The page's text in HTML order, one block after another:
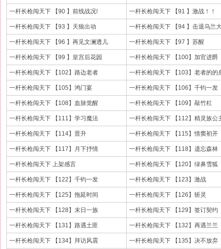
一杆长枪闯天下 【90 】前线战况! 一杆长枪闯天下 【91 】激战！！
一杆长枪闯天下 【93 】天狼出动 一杆长枪闯天下 【94 】击退乌兰
一杆长枪闯天下 【96 】再见文澜透儿 一杆长枪闯天下 【97 】苏醒
一杆长枪闯天下 【99 】皇宫后花园 一杆长枪闯天下 【100】加官进爵
一杆长枪闯天下 【102】路边老者 一杆长枪闯天下 【103】老者的的
一杆长枪闯天下 【105】鸿门宴 一杆长枪闯天下 【106】千钧一发
一杆长枪闯天下 【108】血脉觉醒 一杆长枪闯天下 【109】敲竹杠
一杆长枪闯天下 【111】学习魔法 一杆长枪闯天下 【112】精灵族公
一杆长枪闯天下 【114】晋升 一杆长枪闯天下 【115】情窦初开
一杆长枪闯天下 【117】月下抒情 一杆长枪闯天下 【118】遗忘森林
一杆长枪闯天下 上架感言 一杆长枪闯天下 【120】绿鼻雪狐
一杆长枪闯天下 【122】千钧一发 一杆长枪闯天下 【123】激战
一杆长枪闯天下 【125】拖延时间 一杆长枪闯天下 【126】斩灵
一杆长枪闯天下 【128】末日一族 一杆长枪闯天下 【129】签订契约
一杆长枪闯天下 【131】路遇土匪 一杆长枪闯天下 【132】再遇兰兰
一杆长枪闯天下 【134】拜访风震 一杆长枪闯天下 【135】决不放弃